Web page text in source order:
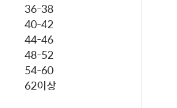
36-38
40-42
44-46
48-52
54-60
62이상